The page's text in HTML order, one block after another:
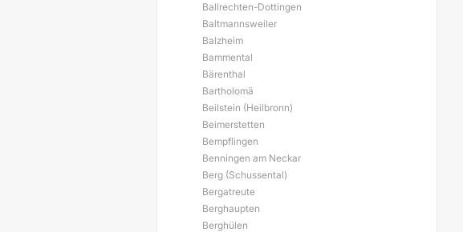
Ballrechten-Dottingen
Baltmannsweiler
Balzheim
Bammental
Bärenthal
Bartholomä
Beilstein (Heilbronn)
Beimerstetten
Bempflingen
Benningen am Neckar
Berg (Schussental)
Bergatreute
Berghaupten
Berghülen